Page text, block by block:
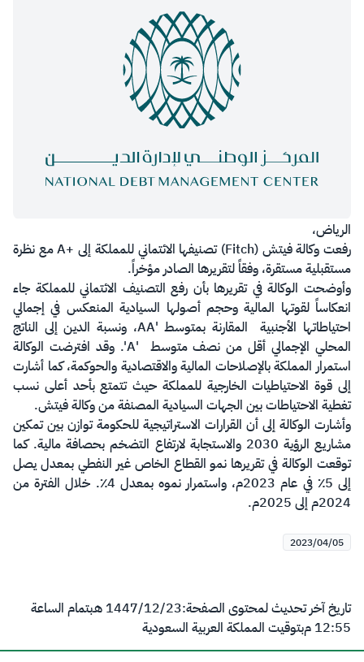
الرياض،
رفعت وكالة فيتش (Fitch) تصنيفها الائتماني للمملكة إلى +A مع نظرة
مستقبلية مستقرة، وفقاً لتقريرها الصادر مؤخراً.
وأوضحت الوكالة في تقريرها بأن رفع التصنيف الائتماني للمملكة جاء
انعكاساً لقوتها المالية وحجم أصولها السيادية المنعكس في إجمالي
احتياطاتها الأجنبية المقارنة بمتوسط 'AA، ونسبة الدين إلى الناتج
المحلي الإجمالي أقل من نصف متوسط 'A'. وقد افترضت الوكالة
استمرار المملكة بالإصلاحات المالية والاقتصادية والحوكمة، كما أشارت
إلى قوة الاحتياطيات الخارجية للمملكة حيث تتمتع بأحد أعلى نسب
تغطية الاحتياطات بين الجهات السيادية المصنفة من وكالة فيتش.
وأشارت الوكالة إلى أن القرارات الاستراتيجية للحكومة توازن بين تمكين
مشاريع الرؤية 2030 والاستجابة لارتفاع التضخم بحصافة مالية. كما
توقعت الوكالة في تقريرها نمو القطاع الخاص غير النفطي بمعدل يصل
إلى 5٪ في عام 2023م، واستمرار نموه بمعدل 4٪. خلال الفترة من
2024م إلى 2025م. ​
2023/04/05
تاريخ آخر تحديث لمحتوى الصفحة:23‏/12‏/1447 هـ
بتمام الساعة
12:55 م
بتوقيت المملكة العربية السعودية